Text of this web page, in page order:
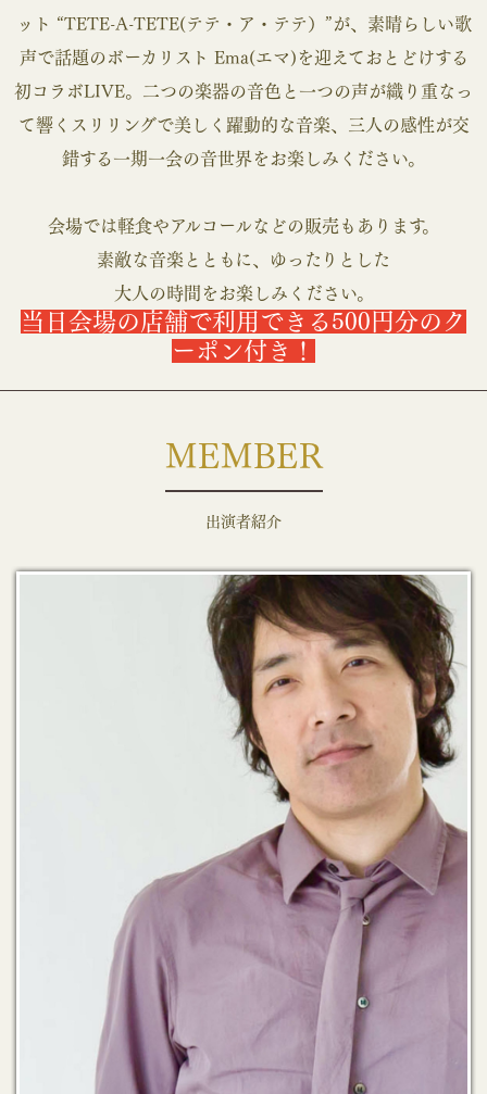
ット “TETE-A-TETE(テテ・ア・テテ）”が、素晴らしい歌
声で話題のボーカリスト Ema(エマ)を迎えておとどけする
初コラボLIVE。二つの楽器の音色と一つの声が織り重なっ
て響くスリリングで美しく躍動的な音楽、三人の感性が交
錯する一期一会の音世界をお楽しみください。
会場では軽食やアルコールなどの販売もあります。
素敵な音楽とともに、ゆったりとした
大人の時間をお楽しみください。
当日会場の店舗で利用できる500円分のク
ーポン付き！
MEMBER
出演者紹介